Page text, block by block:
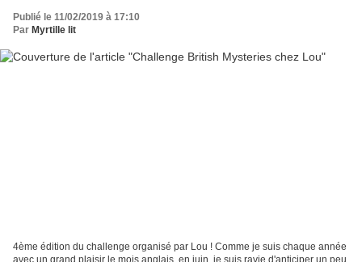
Publié le 11/02/2019 à 17:10
Par Myrtille lit
4ème édition du challenge organisé par Lou ! Comme je suis chaque année
avec un grand plaisir le mois anglais, en juin, je suis ravie d'anticiper un peu